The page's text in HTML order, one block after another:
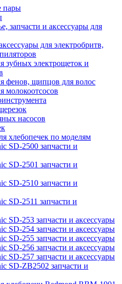
пары
запчасти и аксессуары для
для электробритв,
зубных электрощеток и
фенов, щипцов для волос
молокоотсосов
насосов
хлебопечек по моделям
SD-2500 запчасти и
SD-2501 запчасти и
SD-2510 запчасти и
SD-2511 запчасти и
SD-253 запчасти и аксессуары
SD-254 запчасти и аксессуары
SD-255 запчасти и аксессуары
SD-256 запчасти и аксессуары
SD-257 запчасти и аксессуары
SD-ZB2502 запчасти и